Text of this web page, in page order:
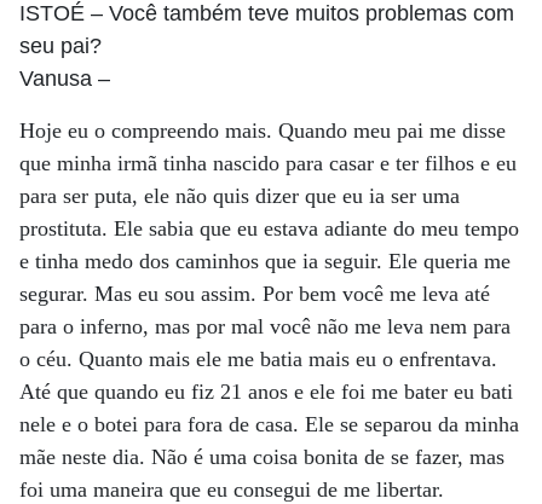
ISTOÉ – Você também teve muitos problemas com
seu pai?
Vanusa –
Hoje eu o compreendo mais. Quando meu pai me disse
que minha irmã tinha nascido para casar e ter filhos e eu
para ser puta, ele não quis dizer que eu ia ser uma
prostituta. Ele sabia que eu estava adiante do meu tempo
e tinha medo dos caminhos que ia seguir. Ele queria me
segurar. Mas eu sou assim. Por bem você me leva até
para o inferno, mas por mal você não me leva nem para
o céu. Quanto mais ele me batia mais eu o enfrentava.
Até que quando eu fiz 21 anos e ele foi me bater eu bati
nele e o botei para fora de casa. Ele se separou da minha
mãe neste dia. Não é uma coisa bonita de se fazer, mas
foi uma maneira que eu consegui de me libertar.